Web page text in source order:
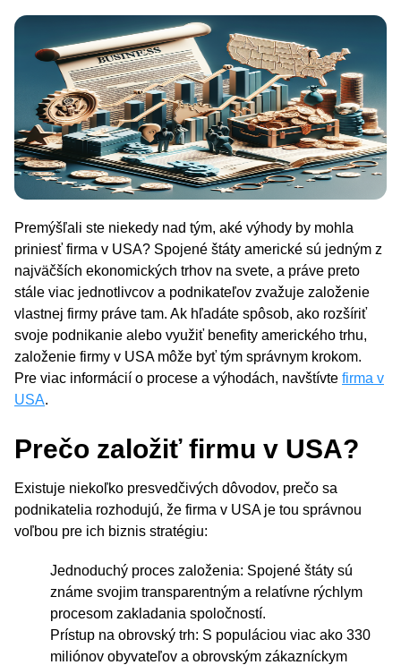
Premýšľali ste niekedy nad tým, aké výhody by mohla
priniesť firma v USA? Spojené štáty americké sú jedným z
najväčších ekonomických trhov na svete, a práve preto
stále viac jednotlivcov a podnikateľov zvažuje založenie
vlastnej firmy práve tam. Ak hľadáte spôsob, ako rozšíriť
svoje podnikanie alebo využiť benefity amerického trhu,
založenie firmy v USA môže byť tým správnym krokom.
Pre viac informácií o procese a výhodách, navštívte firma v
USA.
Prečo založiť firmu v USA?
Existuje niekoľko presvedčivých dôvodov, prečo sa
podnikatelia rozhodujú, že firma v USA je tou správnou
voľbou pre ich biznis stratégiu:
Jednoduchý proces založenia: Spojené štáty sú
známe svojim transparentným a relatívne rýchlym
procesom zakladania spoločností.
Prístup na obrovský trh: S populáciou viac ako 330
miliónov obyvateľov a obrovským zákazníckym